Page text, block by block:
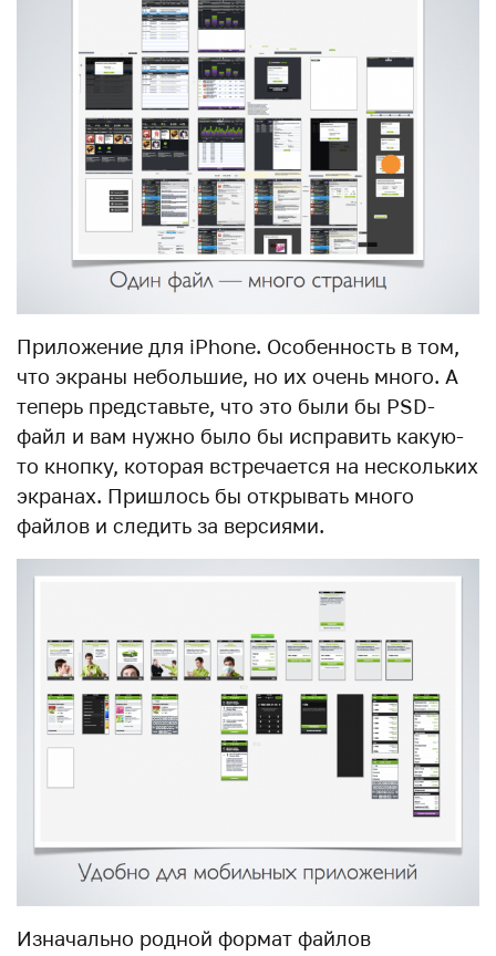
Приложение для iPhone. Особенность в том,
что экраны небольшие, но их очень много. А
теперь представьте, что это были бы PSD-
файл и вам нужно было бы исправить какую-
то кнопку, которая встречается на нескольких
экранах. Пришлось бы открывать много
файлов и следить за версиями.
Изначально родной формат файлов